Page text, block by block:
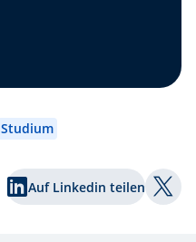
Studium
Auf Linkedin teilen Auf